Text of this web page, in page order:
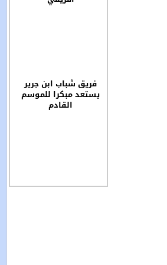
فريق شباب ابن جرير
يستعد مبكرا للموسم
القادم